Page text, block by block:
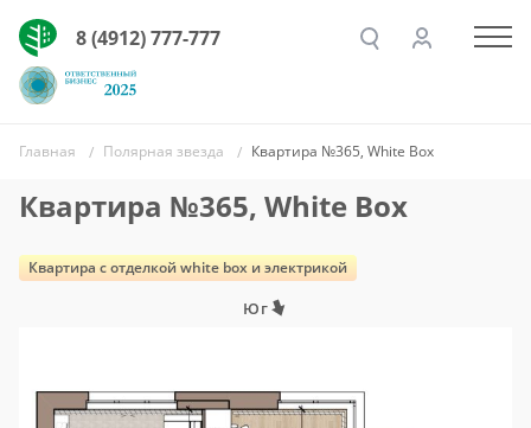
8 (4912) 777-777
Главная Полярная звезда Квартира №365, White Box
Квартира №365, White Box
Квартира c отделкой white box и электрикой
Юг